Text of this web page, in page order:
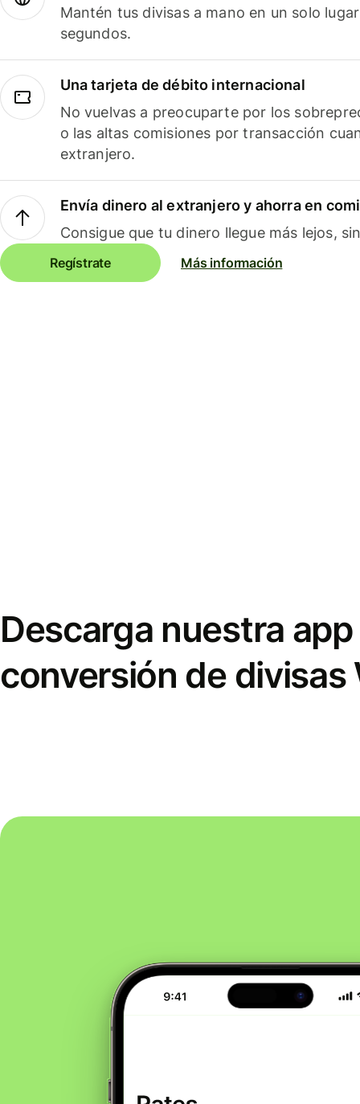
Mantén tus divisas a mano en un solo
segundos.
Una tarjeta de débito internacional
No vuelvas a preocuparte por los
o las altas comisiones por transacción
extranjero.
Envía dinero al extranjero y ahorra en
Consigue que tu dinero llegue más lejos,
Regístrate Más información
Descarga nuestra
conversión de divisas